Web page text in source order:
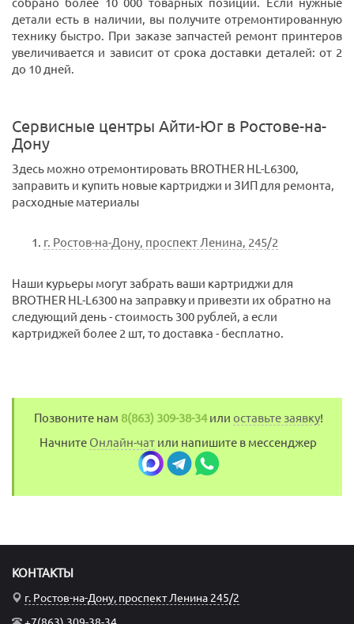
собрано более 10 000 товарных позиций. Если нужные
детали есть в наличии, вы получите отремонтированную
технику быстро. При заказе запчастей ремонт принтеров
увеличивается и зависит от срока доставки деталей: от 2
до 10 дней.
Сервисные центры Айти-Юг в Ростове-на-
Дону
Здесь можно отремонтировать BROTHER HL-L6300,
заправить и купить новые картриджи и ЗИП для ремонта,
расходные материалы
г. Ростов-на-Дону, проспект Ленина, 245/2
Наши курьеры могут забрать ваши картриджи для
BROTHER HL-L6300 на заправку и привезти их обратно на
следующий день - стоимость 300 рублей, а если
картриджей более 2 шт, то доставка - бесплатно.
Позвоните нам 8(863) 309-38-34или оставьте заявку!
Начните Онлайн-чат или напишите в мессенджер
КОНТАКТЫ
г. Ростов-на-Дону, проспект Ленина 245/2